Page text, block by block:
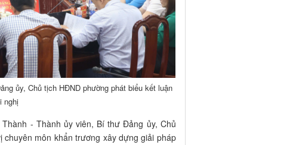
ủy, Chủ tịch HĐND phường phát biểu kết luận
nghị
- Thành ủy viên, Bí thư Đảng ủy, Chủ
môn khẩn trương xây dựng giải pháp